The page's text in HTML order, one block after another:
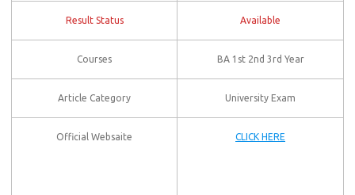
Result Status Available
Courses BA 1st 2nd 3rd Year
Article Category University Exam
Official Websaite CLICK HERE